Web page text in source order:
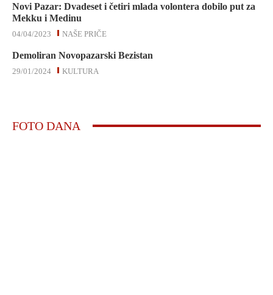
Novi Pazar: Dvadeset i četiri mlada volontera dobilo put za
Mekku i Medinu
NAŠE PRIČE
04/04/2023
Demoliran Novopazarski Bezistan
KULTURA
29/01/2024
FOTO DANA